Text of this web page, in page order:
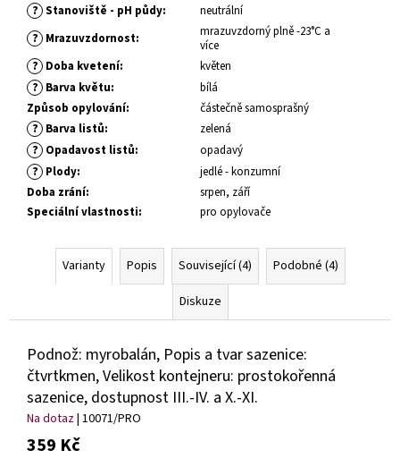
? Stanoviště - pH půdy: neutrální
? Mrazuvzdornost:
mrazuvzdorný plně -23°C a
více
? Doba kvetení: květen
? Barva květu:
bílá
Způsob opylování: částečně samosprašný
? Barva listů: zelená
? Opadavost listů: opadavý
? Plody:
jedlé - konzumní
Doba zrání:
srpen, září
Speciální vlastnosti: pro opylovače
Varianty Popis Související (4)
Podobné (4)
Diskuze
Podnož: myrobalán, Popis a tvar sazenice:
čtvrtkmen, Velikost kontejneru: prostokořenná
sazenice, dostupnost III.-IV. a X.-XI.
Na dotaz| 10071/PRO
359 Kč
BOOBY
RUBY
DENIVKA
143
Kč